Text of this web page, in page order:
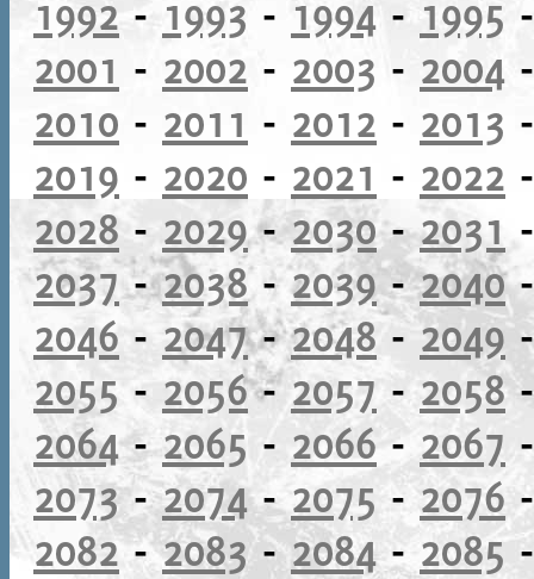
1992 - 1993 - 1994 - 1995
2001 - 2002 - 2003 - 2004
2010 - 2011 - 2012 - 2013
2019 - 2020 - 2021 - 2022
2028- 2029-2030-2031
2037-2038-2039-2040
2046 - 2047-2048 -2049
2055 - 2056-2057- 2058
2064-2065 - 2066- 2067
2073-2074-2075-2076
2082-2083-2084- 2085